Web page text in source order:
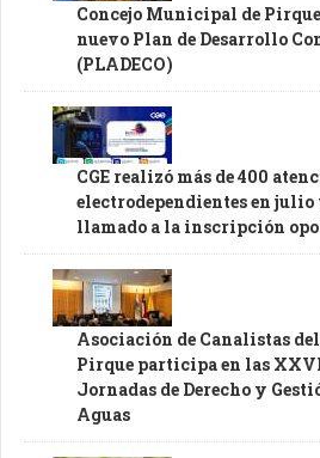
Concejo Municipal de
nuevo Plan de Desarrollo
(PLADECO)
CGE realizó más de 400
electrodependientes en
llamado a la inscripción
Asociación de Canalistas
Pirque participa en las
Jornadas de Derecho y
Aguas